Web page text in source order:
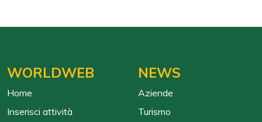
WORLDWEB
Home
Inserisci attività
NEWS
Aziende
Turismo